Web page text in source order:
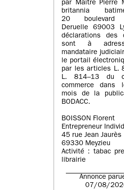
par Maître Pierre
britannia
20 boulevard
Deruelle 69003
déclarations des
sont à
mandataire
le portail
par les articles L.
L. 814–13 du
commerce dans
mois de la
BODACC.
BOISSON Florent
Entrepreneur
45 rue Jean Jaurès
69330 Meyzieu
Activité : tabac
librairie
Annonce
07/08/